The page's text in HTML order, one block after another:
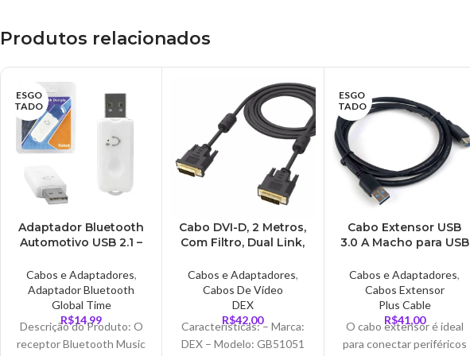
Produtos relacionados
ESGO
TADO
Adaptador Bluetooth
Automotivo USB 2.1 –
Cabos e Adaptadores,
Adaptador Bluetooth
Global Time
R$14,99
Descrição do Produto: O
receptor Bluetooth Music
Cabo DVI-D, 2 Metros,
Com Filtro, Dual Link,
Cabos e Adaptadores,
Cabos De Vídeo
DEX
R$42,00
Características: – Marca:
DEX – Modelo: GB51051
ESGO
TADO
Cabo Extensor USB
3.0 A Macho para USB
PlusCable, 3 Metros –
USBAF3030
Cabos e Adaptadores,
Cabos Extensor
Plus Cable
R$41,00
O cabo extensor é ideal
para conectar periféricos